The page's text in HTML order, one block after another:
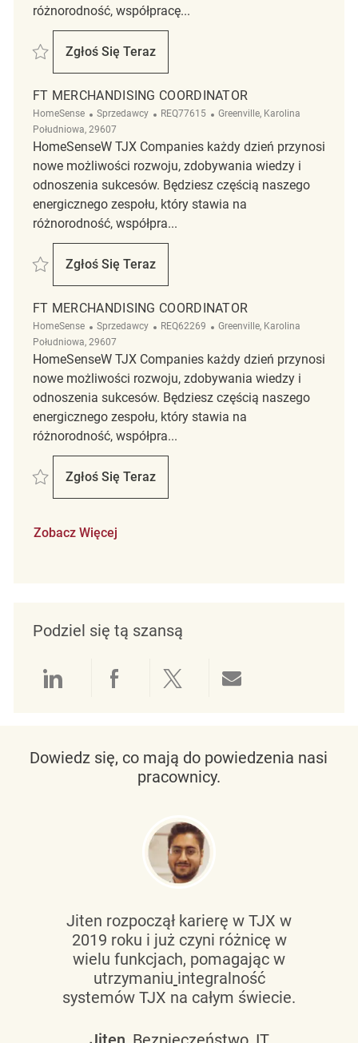
różnorodność, współpracę...
Zapisać Full time Merchandising Supervisor REQ101700
Zgłoś Się Teraz
Full Time Merchandising Supervisor
FT MERCHANDISING COORDINATOR
HomeSense Kategoria
Sprzedawcy ReqId
REQ77615 Lokalizacja
Greenville, Karolina
Południowa, 29607
HomeSenseW TJX Companies każdy dzień przynosi
nowe możliwości rozwoju, zdobywania wiedzy i
odnoszenia sukcesów. Będziesz częścią naszego
energicznego zespołu, który stawia na
różnorodność, współpra...
Zapisać FT Merchandising Coordinator REQ77615
Zgłoś Się Teraz
FT Merchandising Coordinator
FT MERCHANDISING COORDINATOR
HomeSense Kategoria
Sprzedawcy ReqId
REQ62269 Lokalizacja
Greenville, Karolina
Południowa, 29607
HomeSenseW TJX Companies każdy dzień przynosi
nowe możliwości rozwoju, zdobywania wiedzy i
odnoszenia sukcesów. Będziesz częścią naszego
energicznego zespołu, który stawia na
różnorodność, współpra...
Zapisać FT Merchandising Coordinator REQ62269
Zgłoś Się Teraz
FT Merchandising Coordinator
Zobacz Więcej
Podziel się tą szansą
Udostępnianie przez LinkedIn
Udostępnianie przez
Udostępnij przez
Dowiedz się, co mają do powiedzenia nasi
pracownicy.
Jiten rozpoczął karierę w TJX w
2019 roku i już czyni różnicę w
wielu funkcjach, pomagając w
utrzymaniu integralność
systemów TJX na całym świecie.